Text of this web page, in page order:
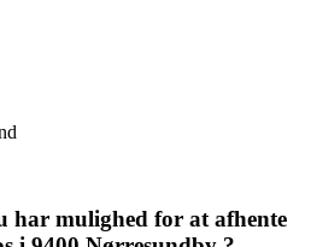
har mulighed for at afhente